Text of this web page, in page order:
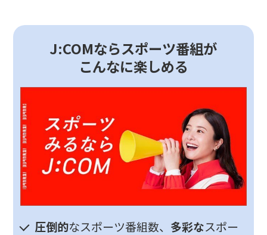
J:COMならスポーツ番組が
こんなに楽しめる
圧倒的なスポーツ番組数、 多彩なスポー